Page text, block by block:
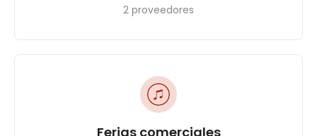
2 proveedores
Ferias comerciales